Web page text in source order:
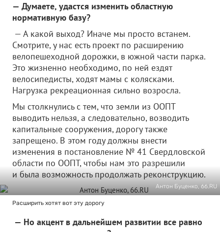
— Думаете, удастся изменить областную
нормативную базу?
— А какой выход? Иначе мы просто встанем.
Смотрите, у нас есть проект по расширению
велопешеходной дорожки, в южной части парка.
Это жизненно необходимо, по ней ездят
велосипедисты, ходят мамы с колясками.
Нагрузка рекреационная сильно возросла.
Мы столкнулись с тем, что земли из ООПТ
выводить нельзя, а следовательно, возводить
капитальные сооружения, дорогу также
запрещено. В этом году должны внести
изменения в постановление № 41 Свердловской
области по ООПТ, чтобы нам это разрешили
и была возможность продолжать реконструкцию.
Антон Буценко, 66.RU
Расширить хотят вот эту дорогу
— Но акцент в дальнейшем развитии все равно